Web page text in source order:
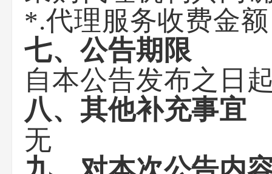
*.代理服务收费金
七、公告期限
自本公告发布之日
八、其他补充事宜
无